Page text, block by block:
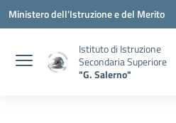
Vai ai contenuti
Vai al menu di navigazione
Vai al footer
Ministero dell'Istruzione e del Merito
Istituto di Istruzione
Secondaria Superiore
"G. Salerno"